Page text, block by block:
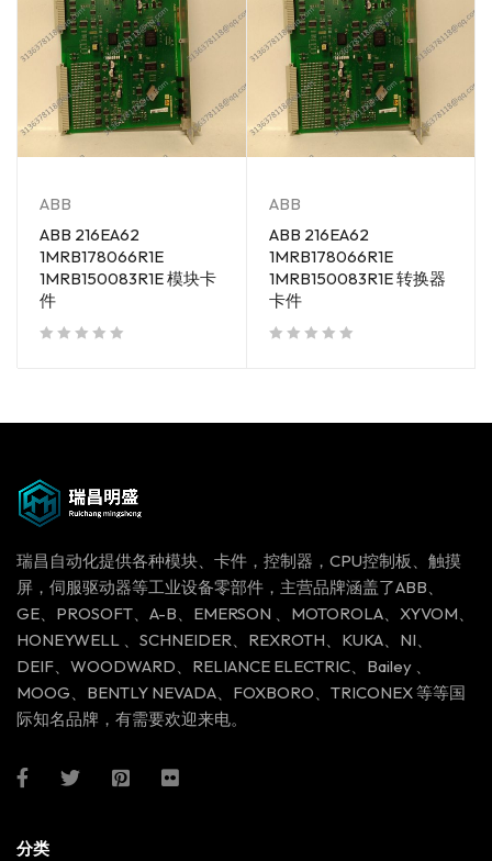
ABB
ABB 216EA62
1MRB178066R1E
1MRB150083R1E 模块卡
件
ABB
ABB 216EA62
1MRB178066R1E
1MRB150083R1E 转换器
卡件
瑞昌自动化提供各种模块、卡件，控制器，CPU控制板、触摸
屏，伺服驱动器等工业设备零部件，主营品牌涵盖了ABB、
GE、PROSOFT、A-B、EMERSON 、MOTOROLA、XYVOM、
HONEYWELL 、SCHNEIDER、REXROTH、KUKA、NI、
DEIF、WOODWARD、RELIANCE ELECTRIC、Bailey 、
MOOG、BENTLY NEVADA、FOXBORO、TRICONEX 等等国
际知名品牌，有需要欢迎来电。
分类